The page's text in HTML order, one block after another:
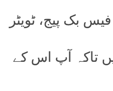
بک پیج، ٹویٹر
تاکہ آپ اس کے